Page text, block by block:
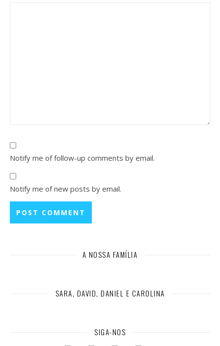
Notify me of follow-up comments by email.
Notify me of new posts by email.
A NOSSA FAMÍLIA
SARA, DAVID, DANIEL E CAROLINA
SIGA-NOS